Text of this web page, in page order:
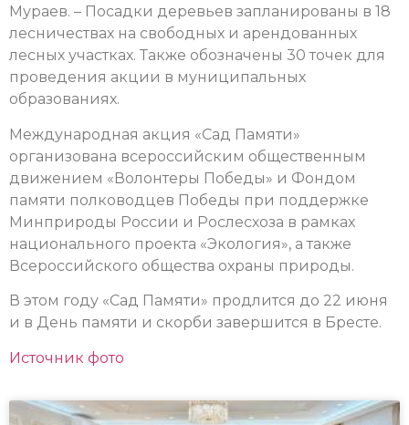
Мураев. – Посадки деревьев запланированы в 18
лесничествах на свободных и арендованных
лесных участках. Также обозначены 30 точек для
проведения акции в муниципальных
образованиях.
Международная акция «Сад Памяти»
организована всероссийским общественным
движением «Волонтеры Победы» и Фондом
памяти полководцев Победы при поддержке
Минприроды России и Рослесхоза в рамках
национального проекта «Экология», а также
Всероссийского общества охраны природы.
В этом году «Сад Памяти» продлится до 22 июня
и в День памяти и скорби завершится в Бресте.
Источник фото